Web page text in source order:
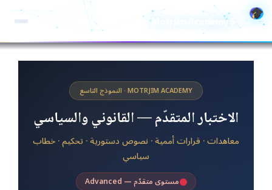
Motrjim Academy S
تخطي
إلى
المحتوى
MOTRJIM ACADEMY · النموذج التاسع
الاختبار المتقدّم — القانوني والسياسي
معاهدات · قرارات أممية · نصوص دستورية · تحكيم · خطاب
سياسي
مستوى متقدّم — Advanced